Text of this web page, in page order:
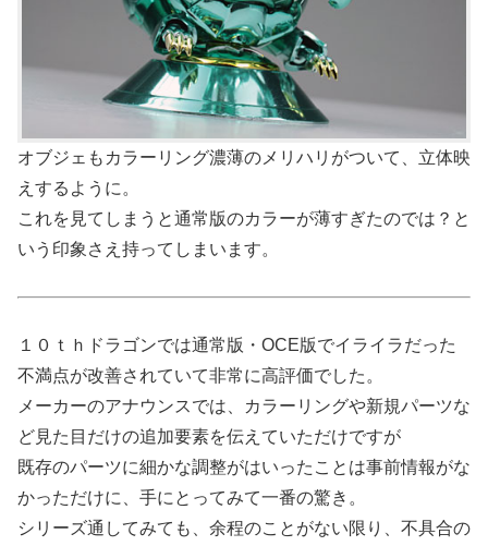
オブジェもカラーリング濃薄のメリハリがついて、立体映
えするように。
これを見てしまうと通常版のカラーが薄すぎたのでは？と
いう印象さえ持ってしまいます。
１０ｔｈドラゴンでは通常版・OCE版でイライラだった
不満点が改善されていて非常に高評価でした。
メーカーのアナウンスでは、カラーリングや新規パーツな
ど見た目だけの追加要素を伝えていただけですが
既存のパーツに細かな調整がはいったことは事前情報がな
かっただけに、手にとってみて一番の驚き。
シリーズ通してみても、余程のことがない限り、不具合の